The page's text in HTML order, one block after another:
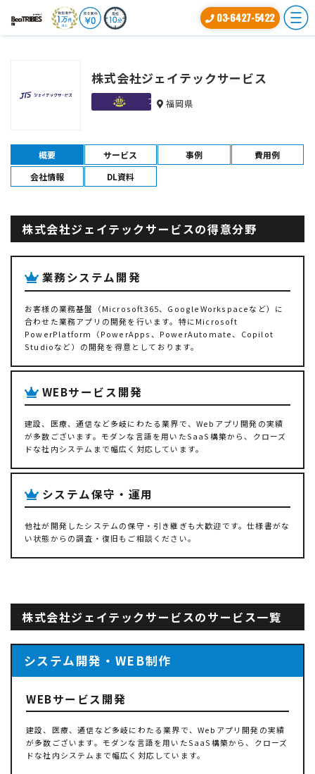
03-6427-5422
株式会社ジェイテックサービス
プラチナ福岡県
概要 サービス 事例
費用例
会社情報
DL資料
株式会社ジェイテックサービスの得意分野
業務システム開発
お客様の業務基盤（Microsoft365、GoogleWorkspaceなど）に
合わせた業務アプリの開発を行います。特にMicrosoft
PowerPlatform（PowerApps、PowerAutomate、Copilot
Studioなど）の開発を得意としております。
WEBサービス開発
建設、医療、通信など多岐にわたる業界で、Webアプリ開発の実績
が多数ございます。モダンな言語を用いたSaaS構築から、クローズ
ドな社内システムまで幅広く対応しています。
システム保守・運用
他社が開発したシステムの保守・引き継ぎも大歓迎です。仕様書がな
い状態からの調査・復旧もご相談ください。
株式会社ジェイテックサービスのサービス一覧
システム開発・WEB制作
WEBサービス開発
建設、医療、通信など多岐にわたる業界で、Webアプリ開発の実績
が多数ございます。モダンな言語を用いたSaaS構築から、クローズ
ドな社内システムまで幅広く対応しています。